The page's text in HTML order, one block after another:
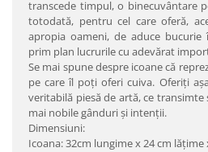
transcede timpul, o binecuvântare
totodată, pentru cel care oferă,
apropia oameni, de aduce
prim plan lucrurile cu adevărat
Se mai spune despre icoane că
pe care îl poţi oferi cuiva. Oferiţi
veritabilă piesă de artă, ce
mai nobile gânduri şi intenţii.
Dimensiuni:
Icoana: 32cm lungime x 24 cm lăţime